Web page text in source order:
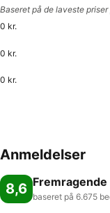
Baseret på de laveste
0 kr.
0 kr.
0 kr.
Anmeldelser
8,6 Fremragende
baseret på 6.675